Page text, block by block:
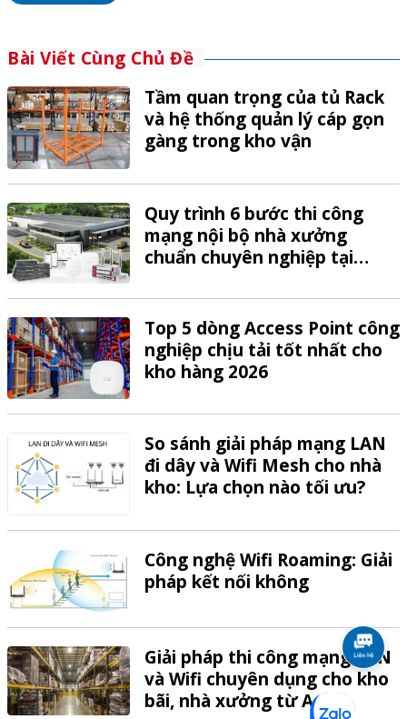
Bài Viết Cùng Chủ Đề
Tầm quan trọng của tủ Rack
và hệ thống quản lý cáp gọn
gàng trong kho vận
Quy trình 6 bước thi công
mạng nội bộ nhà xưởng
chuẩn chuyên nghiệp tại
Top 5 dòng Access Point công
nghiệp chịu tải tốt nhất cho
kho hàng 2026
So sánh giải pháp mạng LAN
đi dây và Wifi Mesh cho nhà
kho: Lựa chọn nào tối ưu?
Công nghệ Wifi Roaming: Giải
pháp kết nối không
Giải pháp thi công mạng LAN
và Wifi chuyên dụng cho kho
bãi, nhà xưởng từ A-Z